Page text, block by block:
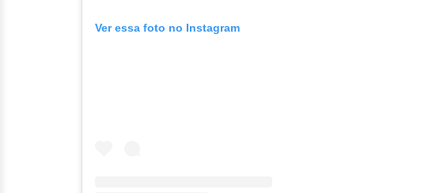
Ver essa foto no Instagram